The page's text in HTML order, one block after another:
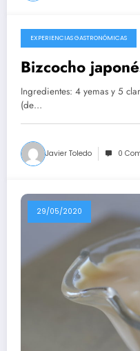
10/08/2020
EXPERIENCIAS GASTRONÓMICAS
Bizcocho
Ingredientes: 4 yemas y 5
(de…
Javier Toledo 0
29/05/2020